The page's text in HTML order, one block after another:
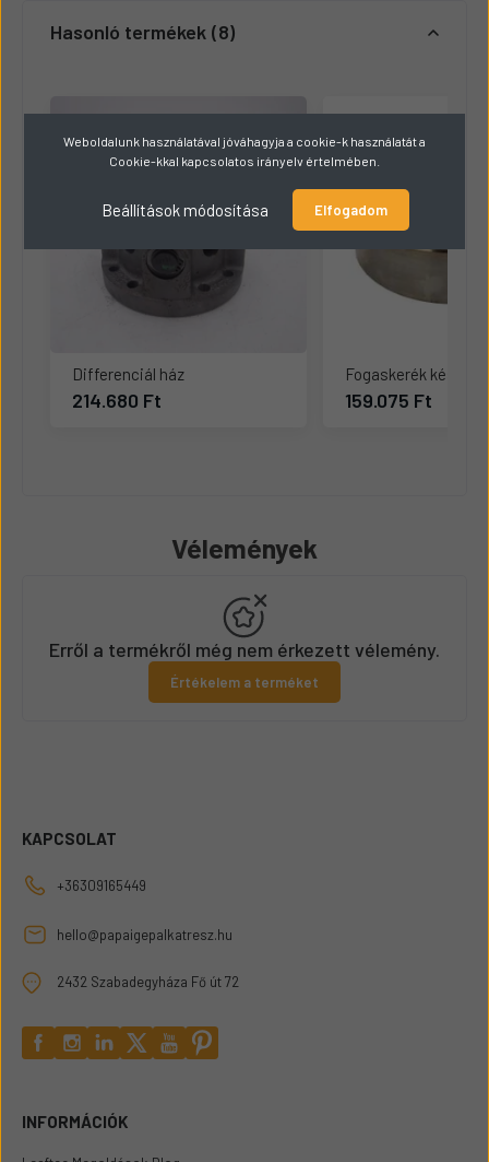
Hasonló termékek 8
Differenciál ház
214.680 Ft
Fogaskerék készlet
159.075 Ft
Vélemények
Erről a termékről még nem érkezett vélemény.
Értékelem a terméket
KAPCSOLAT
+36309165449
hello@papaigepalkatresz.hu
2432 Szabadegyháza Fő út 72
INFORMÁCIÓK
Weboldalunk használatával jóváhagyja a cookie-k használatát a
Cookie-kkal kapcsolatos irányelv értelmében.
Beállítások módosítása Elfogadom